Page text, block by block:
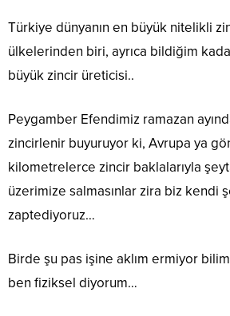
Türkiye dünyanın en büyük nitelikli
ülkelerinden biri, ayrıca bildiğim
büyük zincir üreticisi..
Peygamber Efendimiz ramazan
zincirlenir buyuruyor ki, Avrupa ya
kilometrelerce zincir baklalarıyla
üzerimize salmasınlar zira biz kendi
zaptediyoruz…
Birde şu pas işine aklım ermiyor
ben fiziksel diyorum…